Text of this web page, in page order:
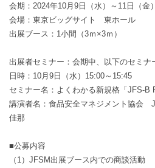
会期：2024年10月9日（水）～11日（金
会場：東京ビッグサイト 東ホール
出展ブース：1小間（3ｍ×3ｍ）
出展者セミナー：会期中、以下のセミナ
日時：10月9日（水）15:00～15:45
セミナー名：よくわかる新規格「JFS-B
講演者名：食品安全マネジメント協会
佳那
■公募内容
（1）JFSM出展ブース内での商談活動